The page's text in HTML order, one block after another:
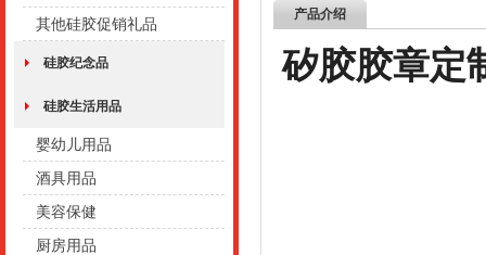
其他硅胶促销礼品
硅胶纪念品
硅胶生活用品
婴幼儿用品
酒具用品
美容保健
厨房用品
产品介绍
矽胶胶章定